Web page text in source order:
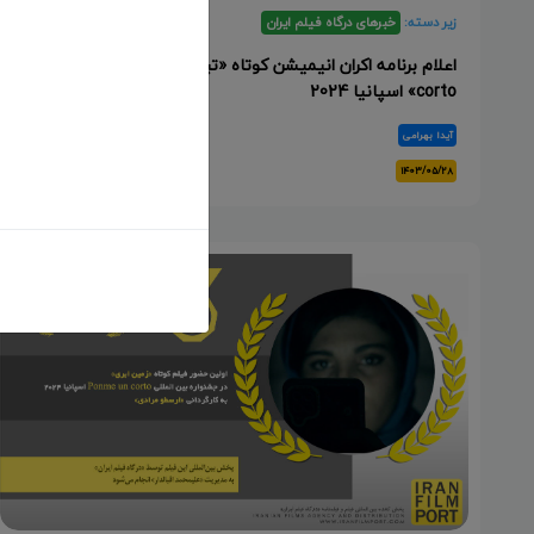
زیر دسته: خبرهای درگاه فیلم ایران
corto» اسپانیا 2024
آیدا بهرامی
۱۴۰۳/۰۵/۲۸